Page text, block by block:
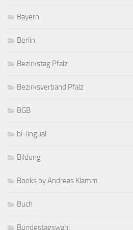
Bayern
Berlin
Bezirkstag Pfalz
Bezirksverband Pfalz
BGB
bi-lingual
Bildung
Books by Andreas Klamm
Buch
Bundestagswahl